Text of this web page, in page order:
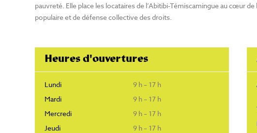
pauvreté. Elle place les locataires de l’Abitibi-Témiscamingue au cœur
populaire et de défense collective des droits.
Heures d'ouvertures
Lundi
9 h – 17 h
Mardi
9 h – 17 h
Mercredi
9 h – 17 h
Jeudi
9 h – 17 h